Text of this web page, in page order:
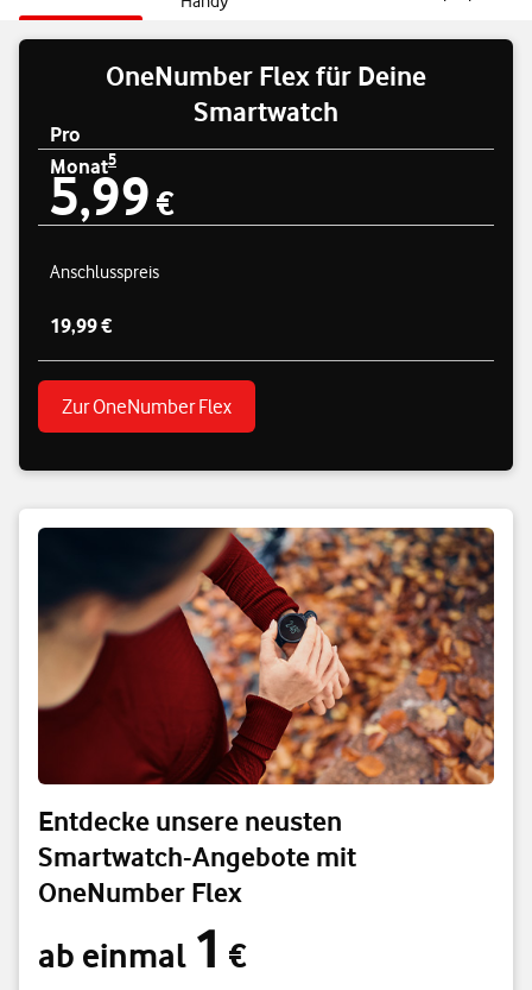
OneNumber Flex für Deine
Smartwatch
Preisübersicht
Pro
Monat5
5,99 € pro Monat
5,99 €
Anschlusspreis
19,99 €
Zur OneNumber Flex
Entdecke unsere neusten
Smartwatch-Angebote mit
OneNumber Flex
ab einmal 1 €
ab einmal 1 €